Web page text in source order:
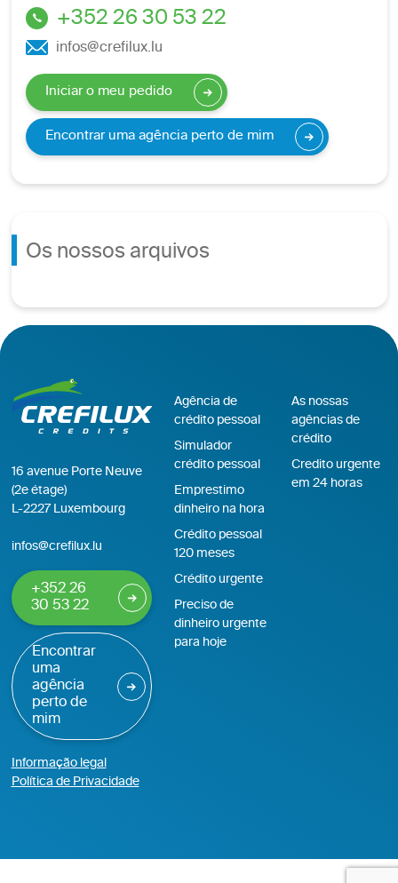
+352 26 30 53 22
infos@crefilux.lu
Iniciar o meu pedido
Encontrar uma agência perto de mim
Os nossos arquivos
16 avenue Porte Neuve
(2e étage)
L-2227 Luxembourg
infos@crefilux.lu
+352 26
30 53 22
Encontrar
uma
agência
perto de
mim
Informação legal
Política de Privacidade
Agência de
crédito pessoal
Simulador
crédito pessoal
Emprestimo
dinheiro na hora
Crédito pessoal
120 meses
Crédito urgente
Preciso de
dinheiro urgente
para hoje
As nossas
agências de
crédito
Credito urgente
em 24 horas